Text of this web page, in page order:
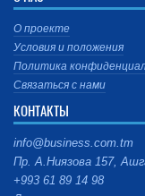
О проекте
Условия и положения
Политика
Связаться с нами
КОНТАКТЫ
info@business.com.tm
Пр. А.Ниязова 157,
+993 61 89 14 98